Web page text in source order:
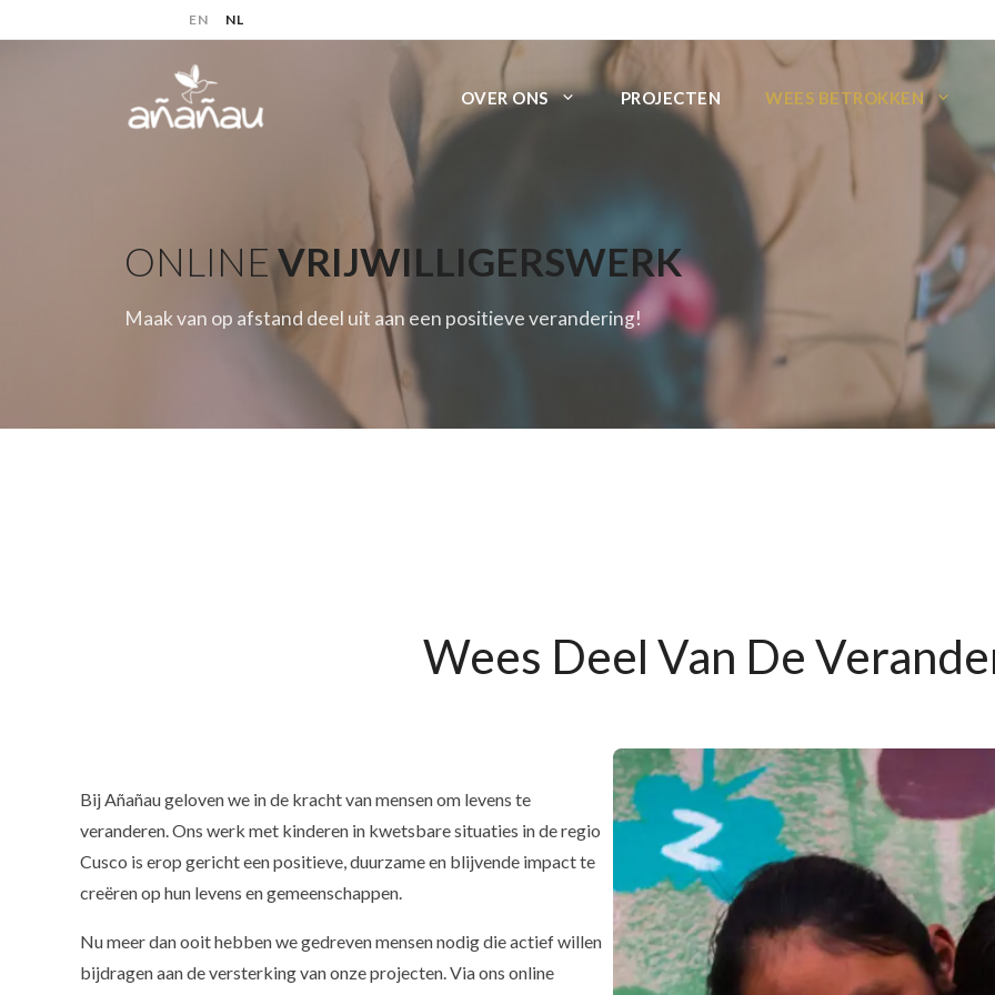
EN NL
naar
OVER ONS PROJECTEN WEES BETROKKEN
ONLINEVRIJWILLIGERSWERK
Maak van op afstand deel uit aan een positieve verandering!
Wees Deel Van De
Bij Añañau geloven we in de kracht van mensen om levens te
veranderen. Ons werk met kinderen in kwetsbare situaties in de regio
Cusco is erop gericht een positieve, duurzame en blijvende impact te
creëren op hun levens en gemeenschappen.
Nu meer dan ooit hebben we gedreven mensen nodig die actief willen
bijdragen aan de versterking van onze projecten. Via ons online